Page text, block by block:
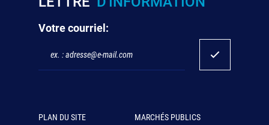
Votre courriel:
PLAN DU SITE MARCHÉS PUBLICS